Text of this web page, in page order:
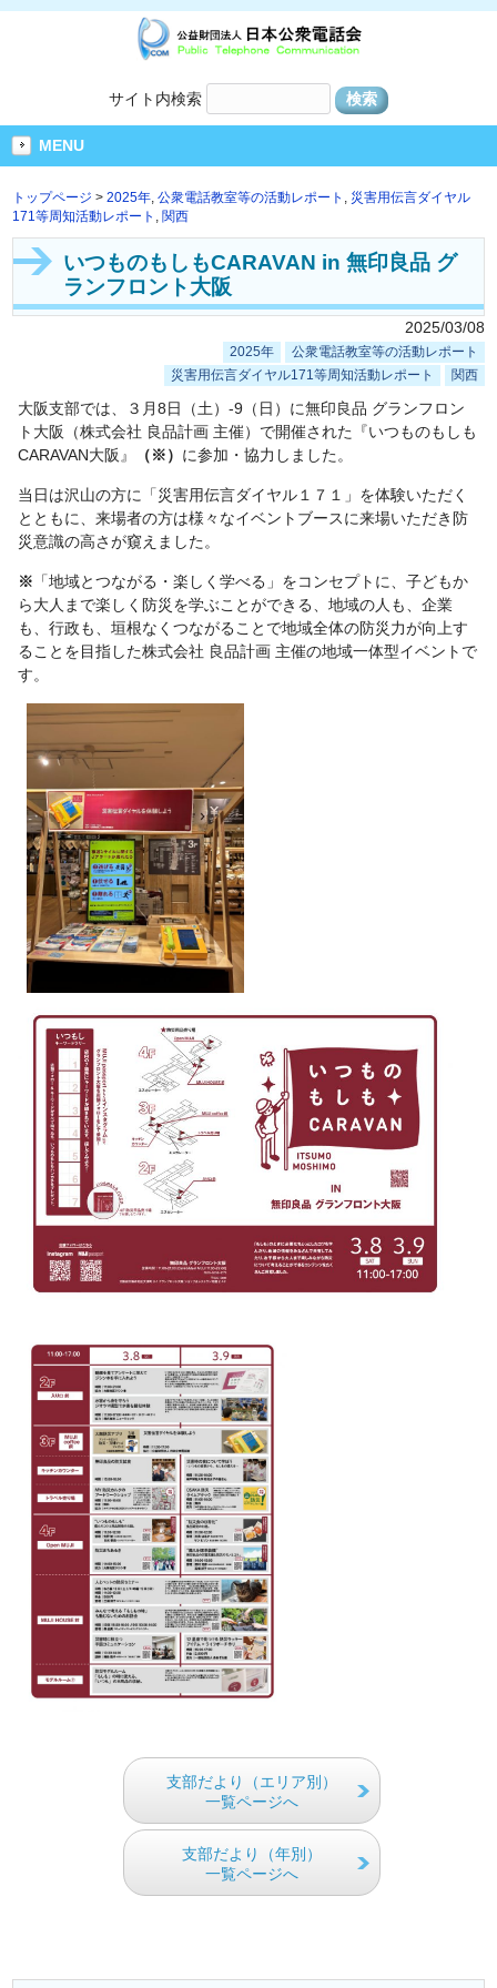
サイト内検索
MENU
トップページ >2025年 ,公衆電話教室等の活動レポート
災害用伝言ダイヤル
171等周知活動レポート
関西
いつものもしもCARAVAN in 無印良品 グ
ランフロント大阪
2025/03/08
2025年
公衆電話教室等の活動レポート
災害用伝言ダイヤル171等周知活動レポート
関西
大阪支部では、３月8日（土）-9 （日）に無印良品 グランフロン
ト大阪（株式会社 良品計画 主催）で開催された『いつものもしも
CARAVAN大阪』 （※） に参加・協力しました。
当日は沢山の方に「災害用伝言ダイヤル１７１」を体験いただく
とともに、来場者の方は様々なイベントブースに来場いただき防
災意識の高さが窺えました。
※ 「地域とつながる・楽しく学べる」をコンセプトに、子どもか
ら大人まで楽しく防災を学ぶことができる、地域の人も、企業
も、行政も、垣根なくつながることで地域全体の防災力が向上す
ることを目指した株式会社 良品計画 主催の地域一体型イベントで
す。
支部だより（エリア別）
一覧ページへ
支部だより（年別）
一覧ページへ